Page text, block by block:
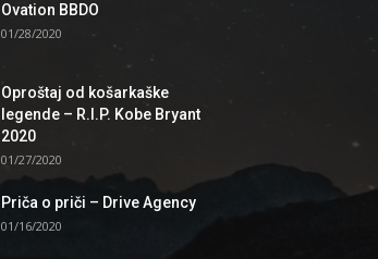
Ovation BBDO
01/28/2020
Oproštaj od košarkaške
legende – R.I.P. Kobe Bryant
2020
01/27/2020
Priča o priči – Drive Agency
01/16/2020